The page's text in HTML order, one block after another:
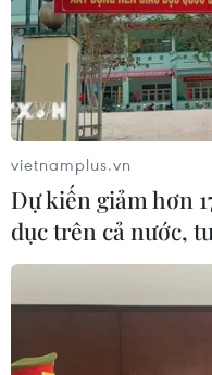
TIN LIÊN QUAN
vietnamplus.vn
Dự kiến giảm hơn
dục trên cả nước,